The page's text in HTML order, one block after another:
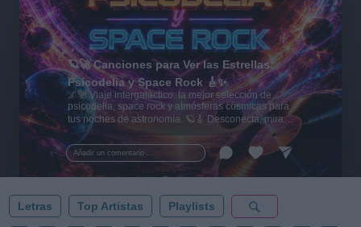
Añadir un comentario ...
🪐🚀 Canciones para Ver las Estrellas:
Psicodelia y Space Rock 🎸✨
🌌🚀 Viaje intergaláctico: la mejor selección de
psicodelia, space rock y atmósferas cósmicas para
tus noches de astronomía. 🪐🎸 Desconecta, mira
al firmamento y siente la gravedad cero. 💾 ¡Guarda
esta colección para tu próxima noche estrellada!
✨⭐
Letras Top Artistas Playlists